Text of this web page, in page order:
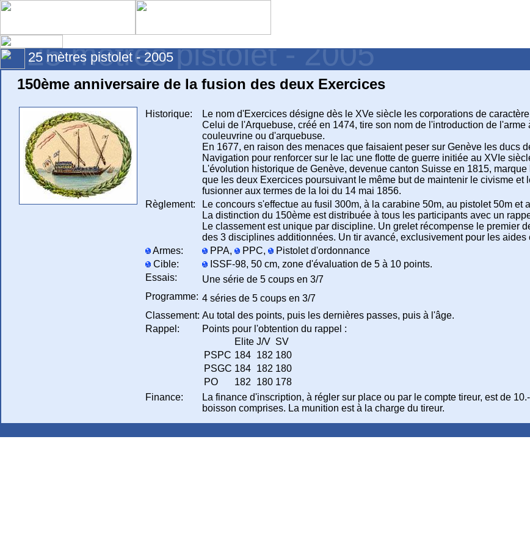
25 mètres pistolet - 2005
25 mètres pistolet - 2005
150ème anniversaire de la fusion des deux Exercices
Historique:
Le nom d'Exercices désigne dès le XVe siècle les corporations de
Celui de l'Arquebuse, créé en 1474, tire son nom de l'introduction de
couleuvrine ou d'arquebuse.
En 1677, en raison des menaces que faisaient peser sur Genève les ducs
Navigation pour renforcer sur le lac une flotte de guerre initiée au XVIe
L'évolution historique de Genève, devenue canton Suisse en 1815,
que les deux Exercices poursuivant le même but de maintenir le civisme
fusionner aux termes de la loi du 14 mai 1856.
Règlement:
Le concours s'effectue au fusil 300m, à la carabine 50m, au pistolet 50m
La distinction du 150ème est distribuée à tous les participants avec un
Le classement est unique par discipline. Un grelet récompense le premier
des 3 disciplines additionnées. Un tir avancé, exclusivement pour les
Armes:
PPA, PPC,
Pistolet d'ordonnance
Cible:
ISSF-98, 50 cm, zone d'évaluation de 5 à 10 points.
Essais:
Une série de 5 coups en 3/7
Programme: 4 séries de 5 coups en 3/7
Classement: Au total des points, puis les dernières passes, puis à l'âge.
Rappel:
Points pour l'obtention du rappel :
Elite J/V SV
PSPC 184 182 180
PSGC 184 182 180
PO
182 180 178
Finance:
La finance d'inscription, à régler sur place ou par le compte tireur, est de
boisson comprises. La munition est à la charge du tireur.